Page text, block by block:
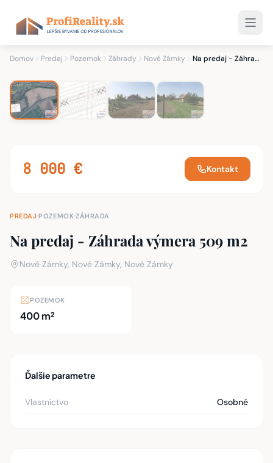
Domov Predaj Pozemok Záhrady Nové Zámky Na predaj - Záhrada výmera 509 m2
/ 4 4 fotky
8 000 € Kontakt
PREDAJ·POZEMOK·ZÁHRADA
Na predaj - Záhrada výmera 509 m2
Nové Zámky, Nové Zámky, Nové Zámky
POZEMOK
400 m²
Ďalšie parametre
Vlastníctvo Osobné